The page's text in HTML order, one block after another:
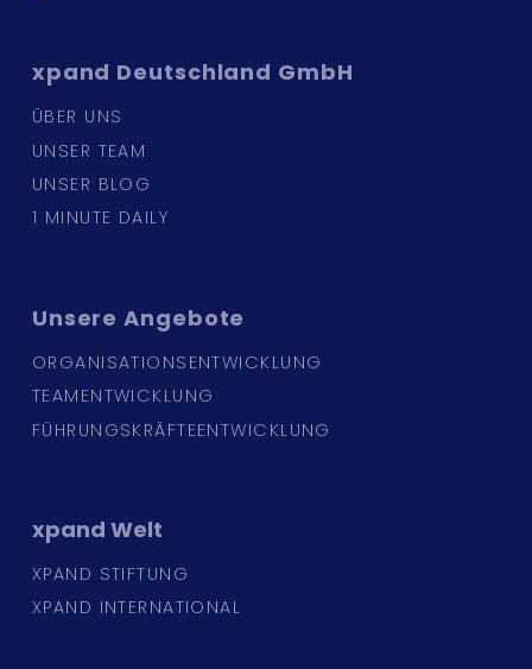
xpand Deutschland GmbH
ÜBER UNS
UNSER TEAM
UNSER BLOG
1 MINUTE DAILY
UnsereAngebote
ORGANISATIONSENTWICKLUNG
TEAMENTWICKLUNG
FÜHRUNGSKRÄFTEENTWICKLUNG
xpand Welt
XPAND STIFTUNG
XPAND INTERNATIONAL